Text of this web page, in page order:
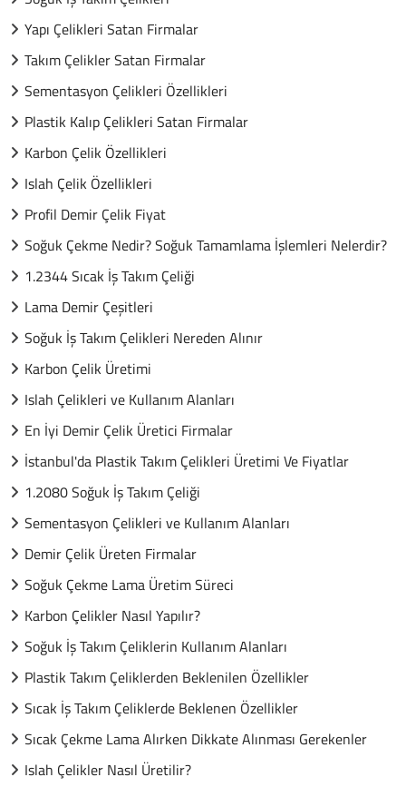
Yapı Çelikleri Satan Firmalar
Takım Çelikler Satan Firmalar
Sementasyon Çelikleri Özellikleri
Plastik Kalıp Çelikleri Satan Firmalar
Karbon Çelik Özellikleri
Islah Çelik Özellikleri
Profil Demir Çelik Fiyat
Soğuk Çekme Nedir? Soğuk Tamamlama İşlemleri Nelerdir?
1.2344 Sıcak İş Takım Çeliği
Lama Demir Çeşitleri
Soğuk İş Takım Çelikleri Nereden Alınır
Karbon Çelik Üretimi
Islah Çelikleri ve Kullanım Alanları
En İyi Demir Çelik Üretici Firmalar
İstanbul'da Plastik Takım Çelikleri Üretimi Ve Fiyatlar
1.2080 Soğuk İş Takım Çeliği
Sementasyon Çelikleri ve Kullanım Alanları
Demir Çelik Üreten Firmalar
Soğuk Çekme Lama Üretim Süreci
Karbon Çelikler Nasıl Yapılır?
Soğuk İş Takım Çeliklerin Kullanım Alanları
Plastik Takım Çeliklerden Beklenilen Özellikler
Sıcak İş Takım Çeliklerde Beklenen Özellikler
Sıcak Çekme Lama Alırken Dikkate Alınması Gerekenler
Islah Çelikler Nasıl Üretilir?